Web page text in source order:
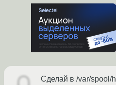
Сделай в /var/spool/